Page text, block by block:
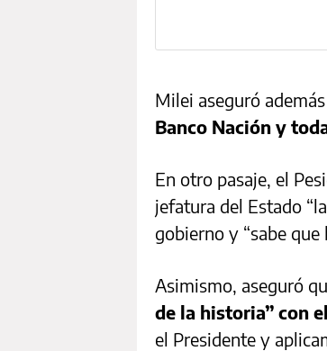
Milei aseguró
Banco Nación y
En otro pasaje, el
jefatura del Estado
gobierno y “sabe
Asimismo, aseguró
de la historia” con
el Presidente y